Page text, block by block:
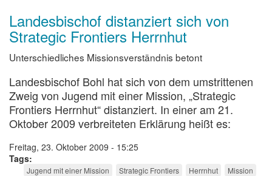
und
Missverständnisse
Landesbischof distanziert sich von
Strategic Frontiers Herrnhut
Unterschiedliches Missionsverständnis betont
Landesbischof Bohl hat sich von dem umstrittenen
Zweig von Jugend mit einer Mission, „Strategic
Frontiers Herrnhut“ distanziert. In einer am 21.
Oktober 2009 verbreiteten Erklärung heißt es:
Freitag, 23. Oktober 2009 - 15:25
Tags
Jugend mit einer Mission Strategic Frontiers Herrnhut
Mission